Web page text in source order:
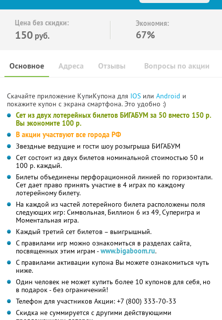
Цена без скидки:
150 руб.
Экономия:
67%
Основное Отзывы Вопросы по акции
Адреса
Скачайте приложение КупиКупона для IOS или Android и
покажите купон с экрана смартфона. Это удобно :)
Сет из двух лотерейных билетов БИГАБУМ за 50 вместо 150 р.
Вы экономите 100 р.
В акции участвуют все города РФ
Звездные ведущие и гости шоу розыгрыша БИГАБУМ
Сет состоит из двух билетов номинальной стоимостью 50 и
100 р. каждый.
Билеты объединены перфорационной линией по горизонтали.
Сет дает право принять участие в 4 играх по каждому
лотерейному билету.
На каждой из частей лотерейного билета расположены поля
следующих игр: Символьная, Биллион 6 из 49, Суперигра и
Моментальная игра.
Каждый третий сет билетов – выигрышный.
С правилами игр можно ознакомиться в разделах сайта,
посвященных этим играм -www.bigaboom.ru.
С правилами активации купона Вы можете ознакомиться чуть
ниже.
Один человек не может купить более 10 купонов для себя, но
в подарок - без ограничений!
Телефон для участников Акции: +7 (800) 333-70-33
Скидка не суммируется с другими действующими